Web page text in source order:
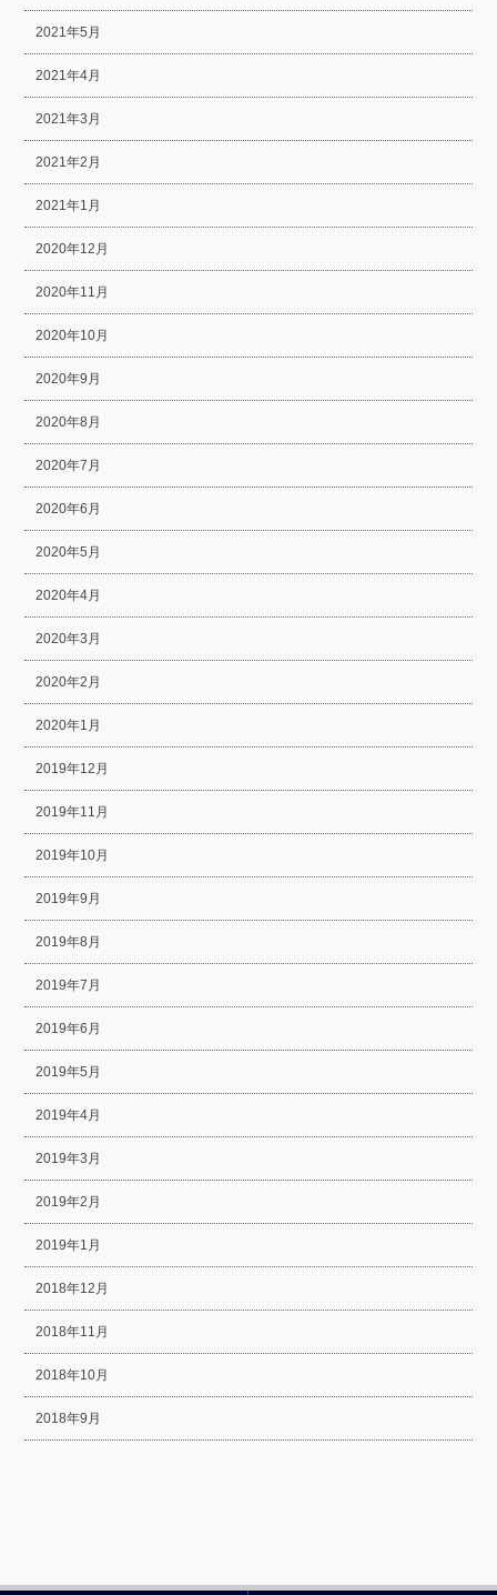
2021年5月
2021年4月
2021年3月
2021年2月
2021年1月
2020年12月
2020年11月
2020年10月
2020年9月
2020年8月
2020年7月
2020年6月
2020年5月
2020年4月
2020年3月
2020年2月
2020年1月
2019年12月
2019年11月
2019年10月
2019年9月
2019年8月
2019年7月
2019年6月
2019年5月
2019年4月
2019年3月
2019年2月
2019年1月
2018年12月
2018年11月
2018年10月
2018年9月